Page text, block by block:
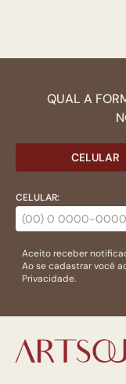
QUAL A
CELULAR
CELULAR:
Aceito receber
Ao se cadastrar você
Privacidade.